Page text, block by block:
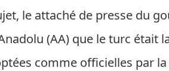
le attaché de presse du
(AA) que le turc était
comme officielles par